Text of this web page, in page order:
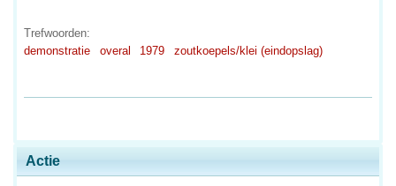
Actie
Trefwoorden:
demonstratie
overal 1979 zoutkoepels/klei (eindopslag)